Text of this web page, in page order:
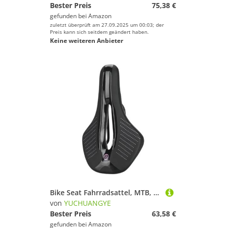
Bester Preis
75,38 €
gefunden bei Amazon
zuletzt überprüft am 27.09.2025 um 00:03; der
Preis kann sich seitdem geändert haben.
Keine weiteren Anbieter
Bike Seat Fahrradsattel, MTB, Rennrad, Sattel, atmungsaktiv, bequemes Kissen
von YUCHUANGYE
Bester Preis
63,58 €
gefunden bei Amazon